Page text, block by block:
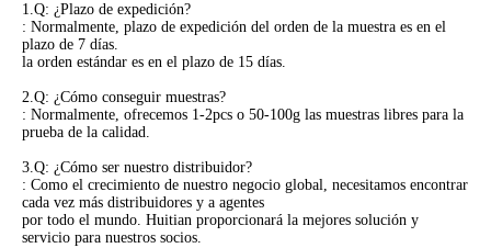
1.Q: ¿Plazo de expedición?
: Normalmente, plazo de expedición del orden de la muestra es en el
plazo de 7 días.
la orden estándar es en el plazo de 15 días.
2.Q: ¿Cómo conseguir muestras?
: Normalmente, ofrecemos 1-2pcs o 50-100g las muestras libres para la
prueba de la calidad.
3.Q: ¿Cómo ser nuestro distribuidor?
: Como el crecimiento de nuestro negocio global, necesitamos encontrar
cada vez más distribuidores y a agentes
por todo el mundo. Huitian proporcionará la mejores solución y
servicio para nuestros socios.